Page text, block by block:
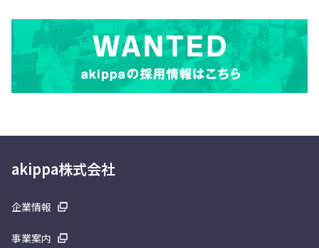
akippa株式会社
企業情報
事業案内